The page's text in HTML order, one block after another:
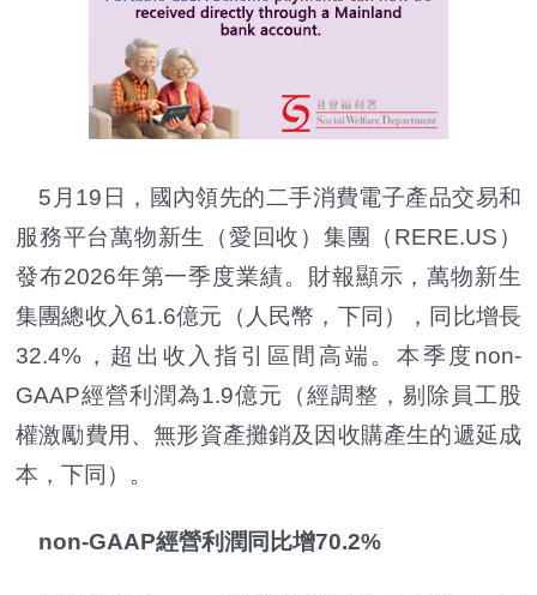
5月19日，國內領先的二手消費電子產品交易和
服務平台萬物新生（愛回收）集團（RERE.US）
發布2026年第一季度業績。財報顯示，萬物新生
集團總收入61.6億元（人民幣，下同），同比增長
32.4%，超出收入指引區間高端。本季度non-
GAAP經營利潤為1.9億元（經調整，剔除員工股
權激勵費用、無形資產攤銷及因收購產生的遞延成
本，下同）。
non-GAAP經營利潤同比增70.2%